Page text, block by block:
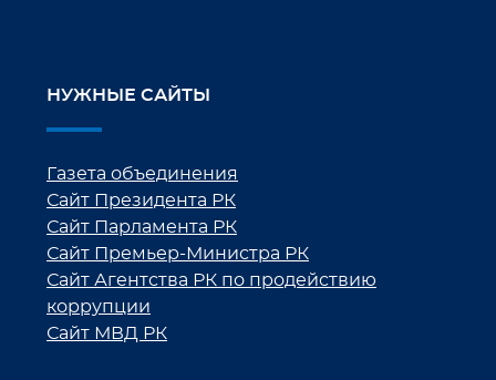
НУЖНЫЕ САЙТЫ
Газета объединения
Сайт Президента РК
Сайт Парламента РК
Сайт Премьер-Министра РК
Сайт Агентства РК по продействию
коррупции
Сайт МВД РК